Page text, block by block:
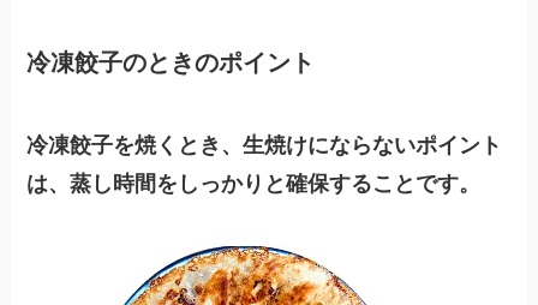
冷凍餃子のときのポイント
冷凍餃子を焼くとき、生焼けにならないポイント
は、蒸し時間をしっかりと確保することです。